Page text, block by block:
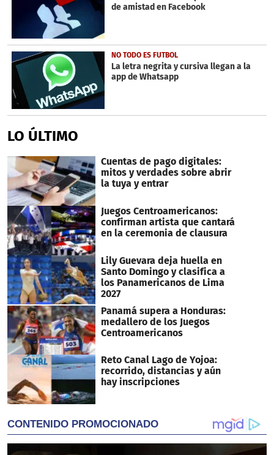
de amistad en Facebook
NO TODO ES FUTBOL
La letra negrita y cursiva llegan a la
app de Whatsapp
LO ÚLTIMO
Cuentas de pago digitales:
mitos y verdades sobre abrir
la tuya y entrar
Juegos Centroamericanos:
confirman artista que cantará
en la ceremonia de clausura
Lily Guevara deja huella en
Santo Domingo y clasifica a
los Panamericanos de Lima
2027
Panamá supera a Honduras:
medallero de los Juegos
Centroamericanos
Reto Canal Lago de Yojoa:
recorrido, distancias y aún
hay inscripciones